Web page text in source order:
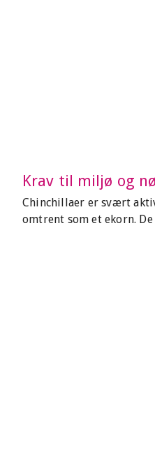
Krav til miljø og
Chinchillaer er svært
omtrent som et ekorn.